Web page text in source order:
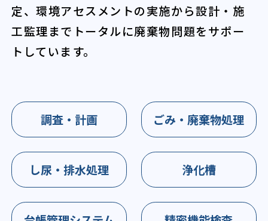
定、環境アセスメントの実施から設計・施
工監理までトータルに廃棄物問題をサポー
トしています。
調査・計画 ごみ・廃棄物処理
し尿・排水処理 浄化槽